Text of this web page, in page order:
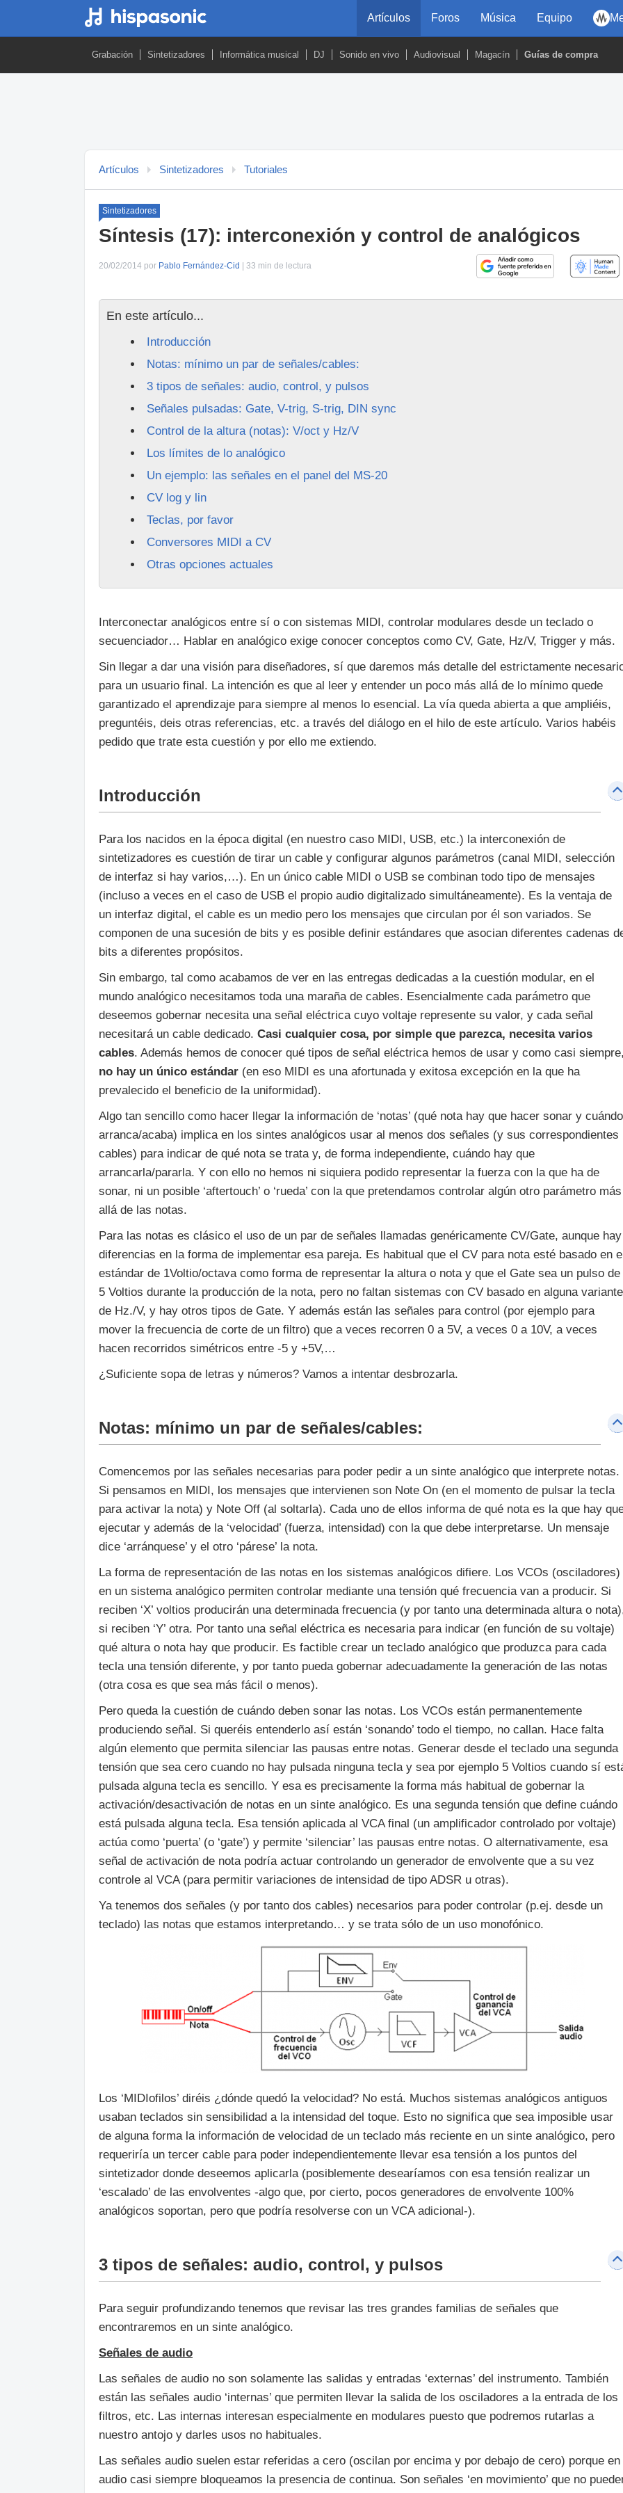
Artículos Foros Música Equipo
Grabación Sintetizadores Informática musical DJ Sonido en vivo Audiovisual Magacín Guías de compra
Artículos Sintetizadores Tutoriales
Sintetizadores
Síntesis (17): interconexión y control de analógicos
20/02/2014 por Pablo Fernández-Cid | 33 min de lectura
En este artículo...
Introducción
Notas: mínimo un par de señales/cables:
3 tipos de señales: audio, control, y pulsos
Señales pulsadas: Gate, V-trig, S-trig, DIN sync
Control de la altura (notas): V/oct y Hz/V
Los límites de lo analógico
Un ejemplo: las señales en el panel del MS-20
CV log y lin
Teclas, por favor
Conversores MIDI a CV
Otras opciones actuales
Interconectar analógicos entre sí o con sistemas MIDI, controlar modulares desde un teclado o
secuenciador… Hablar en analógico exige conocer conceptos como CV, Gate, Hz/V, Trigger y más.
Sin llegar a dar una visión para diseñadores, sí que daremos más detalle del estrictamente
para un usuario final. La intención es que al leer y entender un poco más allá de lo mínimo quede
garantizado el aprendizaje para siempre al menos lo esencial. La vía queda abierta a que ampliéis,
preguntéis, deis otras referencias, etc. a través del diálogo en el hilo de este artículo. Varios habéis
pedido que trate esta cuestión y por ello me extiendo.
Introducción
Para los nacidos en la época digital (en nuestro caso MIDI, USB, etc.) la interconexión de
sintetizadores es cuestión de tirar un cable y configurar algunos parámetros (canal MIDI, selección
de interfaz si hay varios,…). En un único cable MIDI o USB se combinan todo tipo de mensajes
(incluso a veces en el caso de USB el propio audio digitalizado simultáneamente). Es la ventaja de
un interfaz digital, el cable es un medio pero los mensajes que circulan por él son variados. Se
componen de una sucesión de bits y es posible definir estándares que asocian diferentes cadenas
bits a diferentes propósitos.
Sin embargo, tal como acabamos de ver en las entregas dedicadas a la cuestión modular, en el
mundo analógico necesitamos toda una maraña de cables. Esencialmente cada parámetro que
deseemos gobernar necesita una señal eléctrica cuyo voltaje represente su valor, y cada señal
necesitará un cable dedicado. Casi cualquier cosa, por simple que parezca, necesita varios
cables. Además hemos de conocer qué tipos de señal eléctrica hemos de usar y como casi
no hay un único estándar (en eso MIDI es una afortunada y exitosa excepción en la que ha
prevalecido el beneficio de la uniformidad).
Algo tan sencillo como hacer llegar la información de ‘notas’ (qué nota hay que hacer sonar y cuándo
arranca/acaba) implica en los sintes analógicos usar al menos dos señales (y sus correspondientes
cables) para indicar de qué nota se trata y, de forma independiente, cuándo hay que
arrancarla/pararla. Y con ello no hemos ni siquiera podido representar la fuerza con la que ha de
sonar, ni un posible ‘aftertouch’ o ‘rueda’ con la que pretendamos controlar algún otro parámetro más
allá de las notas.
Para las notas es clásico el uso de un par de señales llamadas genéricamente CV/Gate, aunque hay
diferencias en la forma de implementar esa pareja. Es habitual que el CV para nota esté basado en
estándar de 1Voltio/octava como forma de representar la altura o nota y que el Gate sea un pulso de
5 Voltios durante la producción de la nota, pero no faltan sistemas con CV basado en alguna variante
de Hz./V, y hay otros tipos de Gate. Y además están las señales para control (por ejemplo para
mover la frecuencia de corte de un filtro) que a veces recorren 0 a 5V, a veces 0 a 10V, a veces
hacen recorridos simétricos entre -5 y +5V,…
¿Suficiente sopa de letras y números? Vamos a intentar desbrozarla.
Notas: mínimo un par de señales/cables:
Comencemos por las señales necesarias para poder pedir a un sinte analógico que interprete notas.
Si pensamos en MIDI, los mensajes que intervienen son Note On (en el momento de pulsar la tecla
para activar la nota) y Note Off (al soltarla). Cada uno de ellos informa de qué nota es la que hay
ejecutar y además de la ‘velocidad’ (fuerza, intensidad) con la que debe interpretarse. Un mensaje
dice ‘arránquese’ y el otro ‘párese’ la nota.
La forma de representación de las notas en los sistemas analógicos difiere. Los VCOs (osciladores)
en un sistema analógico permiten controlar mediante una tensión qué frecuencia van a producir. Si
reciben ‘X’ voltios producirán una determinada frecuencia (y por tanto una determinada altura o
si reciben ‘Y’ otra. Por tanto una señal eléctrica es necesaria para indicar (en función de su voltaje)
qué altura o nota hay que producir. Es factible crear un teclado analógico que produzca para cada
tecla una tensión diferente, y por tanto pueda gobernar adecuadamente la generación de las notas
(otra cosa es que sea más fácil o menos).
Pero queda la cuestión de cuándo deben sonar las notas. Los VCOs están permanentemente
produciendo señal. Si queréis entenderlo así están ‘sonando’ todo el tiempo, no callan. Hace falta
algún elemento que permita silenciar las pausas entre notas. Generar desde el teclado una segunda
tensión que sea cero cuando no hay pulsada ninguna tecla y sea por ejemplo 5 Voltios cuando sí
pulsada alguna tecla es sencillo. Y esa es precisamente la forma más habitual de gobernar la
activación/desactivación de notas en un sinte analógico. Es una segunda tensión que define cuándo
está pulsada alguna tecla. Esa tensión aplicada al VCA final (un amplificador controlado por voltaje)
actúa como ‘puerta’ (o ‘gate’) y permite ‘silenciar’ las pausas entre notas. O alternativamente, esa
señal de activación de nota podría actuar controlando un generador de envolvente que a su vez
controle al VCA (para permitir variaciones de intensidad de tipo ADSR u otras).
Ya tenemos dos señales (y por tanto dos cables) necesarios para poder controlar (p.ej. desde un
teclado) las notas que estamos interpretando… y se trata sólo de un uso monofónico.
Los ‘MIDIofilos’ diréis ¿dónde quedó la velocidad? No está. Muchos sistemas analógicos antiguos
usaban teclados sin sensibilidad a la intensidad del toque. Esto no significa que sea imposible usar
de alguna forma la información de velocidad de un teclado más reciente en un sinte analógico, pero
requeriría un tercer cable para poder independientemente llevar esa tensión a los puntos del
sintetizador donde deseemos aplicarla (posiblemente desearíamos con esa tensión realizar un
‘escalado’ de las envolventes -algo que, por cierto, pocos generadores de envolvente 100%
analógicos soportan, pero que podría resolverse con un VCA adicional-).
3 tipos de señales: audio, control, y pulsos
Para seguir profundizando tenemos que revisar las tres grandes familias de señales que
encontraremos en un sinte analógico.
Señales de audio
Las señales de audio no son solamente las salidas y entradas ‘externas’ del instrumento. También
están las señales audio ‘internas’ que permiten llevar la salida de los osciladores a la entrada de los
filtros, etc. Las internas interesan especialmente en modulares puesto que podremos rutarlas a
nuestro antojo y darles usos no habituales.
Las señales audio suelen estar referidas a cero (oscilan por encima y por debajo de cero) porque en
audio casi siempre bloqueamos la presencia de continua. Son señales ‘en movimiento’ que no